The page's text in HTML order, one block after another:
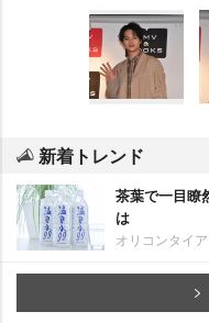
新着トレンド
茶葉で一目瞭
は
オリコンタイ